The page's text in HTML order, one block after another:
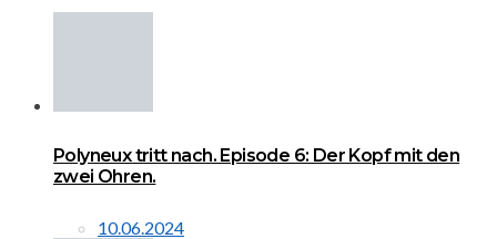
Polyneux tritt nach. Episode 6: Der Kopf mit den
zwei Ohren.
10.06.2024